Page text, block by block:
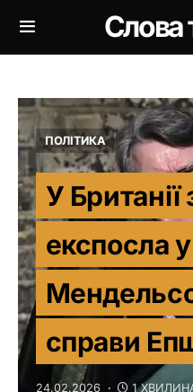
Слова
ПОЛІТИКА
У
експосла
справи
24.02.2026 1